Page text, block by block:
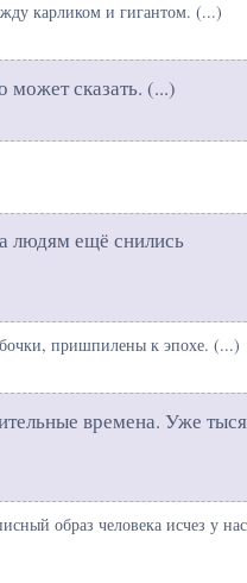
карликом и гигантом. (...)
может сказать. (...)
людям ещё снились
пришпилены к эпохе. (...)
времена. Уже
образ человека исчез у